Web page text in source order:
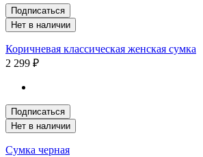
Подписаться
Нет в наличии
Коричневая классическая женская сумка
2 299 ₽
Подписаться
Нет в наличии
Сумка черная